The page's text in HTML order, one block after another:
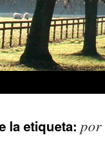
la etiqueta: por